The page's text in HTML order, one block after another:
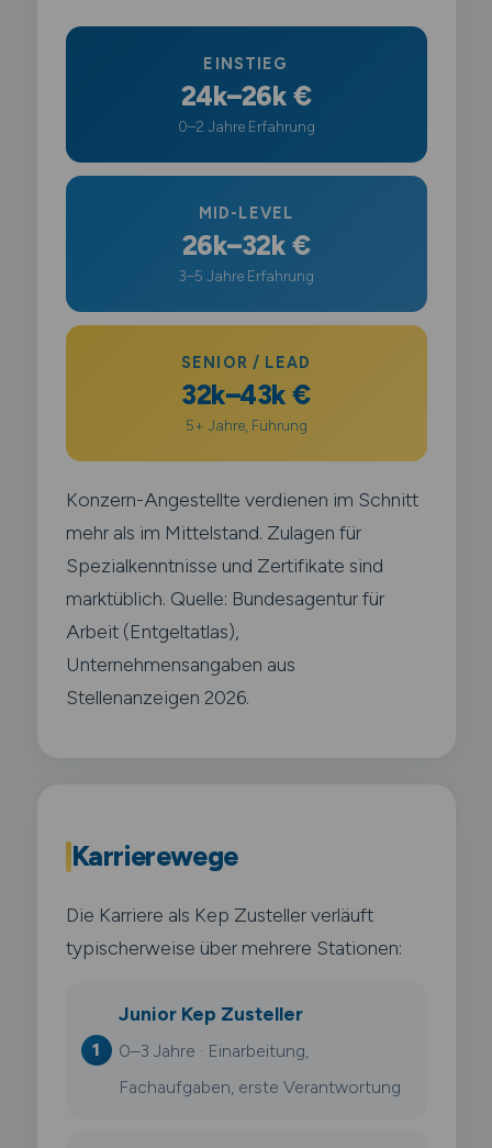
EINSTIEG
24k–26k €
0–2 Jahre Erfahrung
MID-LEVEL
26k–32k €
3–5 Jahre Erfahrung
SENIOR / LEAD
32k–43k €
5+ Jahre, Führung
Konzern-Angestellte verdienen im Schnitt
mehr als im Mittelstand. Zulagen für
Spezialkenntnisse und Zertifikate sind
marktüblich. Quelle: Bundesagentur für
Arbeit (Entgeltatlas),
Unternehmensangaben aus
Stellenanzeigen 2026.
Karrierewege
Die Karriere als Kep Zusteller verläuft
typischerweise über mehrere Stationen:
Junior Kep Zusteller
0–3 Jahre · Einarbeitung,
Fachaufgaben, erste Verantwortung